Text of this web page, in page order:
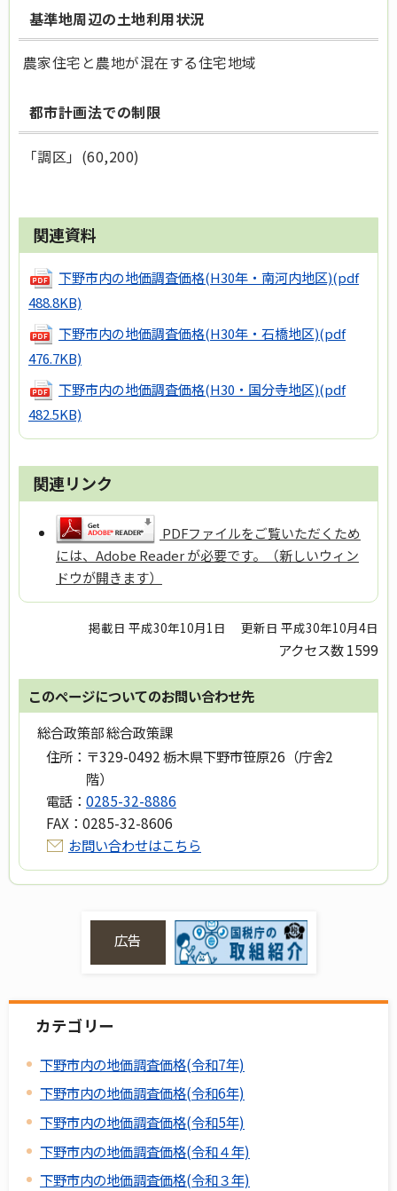
基準地周辺の土地利用状況
農家住宅と農地が混在する住宅地域
都市計画法での制限
「調区」(60,200)
関連資料
下野市内の地価調査価格(H30年・南河内地区)(pdf
488.8KB)
下野市内の地価調査価格(H30年・石橋地区)(pdf
476.7KB)
下野市内の地価調査価格(H30・国分寺地区)(pdf
482.5KB)
関連リンク
PDFファイルをご覧いただくため
には、Adobe Reader が必要です。（新しいウィン
ドウが開きます）
掲載日 平成30年10月1日 更新日 平成30年10月4日
アクセス数1599
このページについてのお問い合わせ先
総合政策部 総合政策課
住所： 〒329-0492 栃木県下野市笹原26（庁舎2
階）
電話： 0285-32-8886
FAX： 0285-32-8606
お問い合わせはこちら
広告
カテゴリー
下野市内の地価調査価格(令和7年)
下野市内の地価調査価格(令和6年)
下野市内の地価調査価格(令和5年)
下野市内の地価調査価格(令和４年)
下野市内の地価調査価格(令和３年)